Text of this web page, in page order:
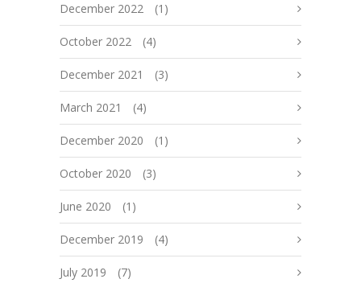
December 2022 (1)
October 2022 (4)
December 2021 (3)
March 2021 (4)
December 2020 (1)
October 2020 (3)
June 2020 (1)
December 2019 (4)
July 2019 (7)